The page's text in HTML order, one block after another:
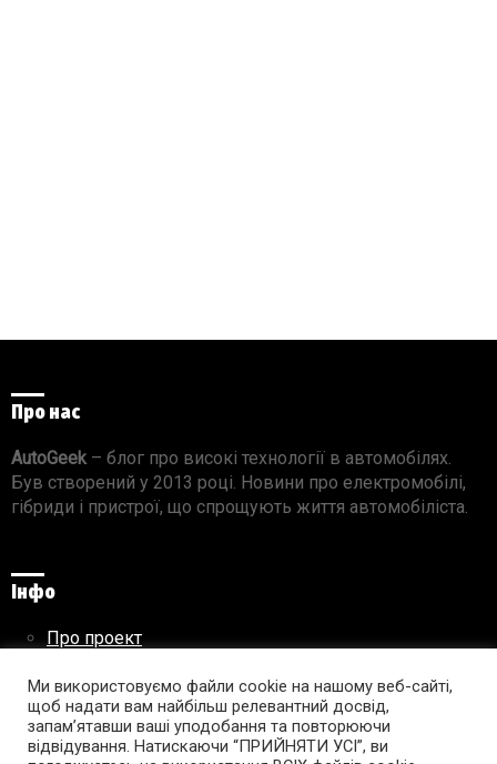
Про нас
AutoGeek– блог про високі технології в автомобілях.
Був створений у 2013 році. Новини про електромобілі,
гібриди і пристрої, що спрощують життя автомобіліста.
Інфо
Про проект
Правила використання матеріалів
Ми використовуємо файли cookie на нашому веб-сайті,
щоб надати вам найбільш релевантний досвід,
запам’ятавши ваші уподобання та повторюючи
відвідування. Натискаючи “ПРИЙНЯТИ УСІ”, ви